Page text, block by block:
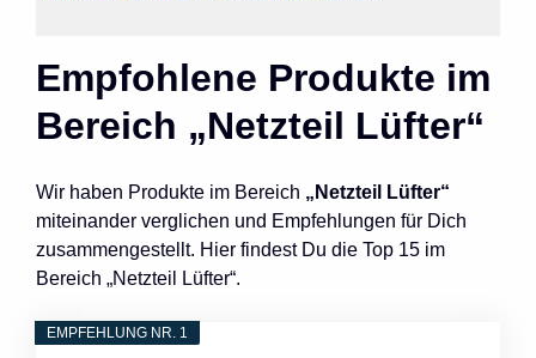
Empfohlene Produkte im
Bereich „Netzteil Lüfter“
Wir haben Produkte im Bereich „Netzteil Lüfter“
miteinander verglichen und Empfehlungen für Dich
zusammengestellt. Hier findest Du die Top 15 im
Bereich „Netzteil Lüfter“.
EMPFEHLUNG NR. 1